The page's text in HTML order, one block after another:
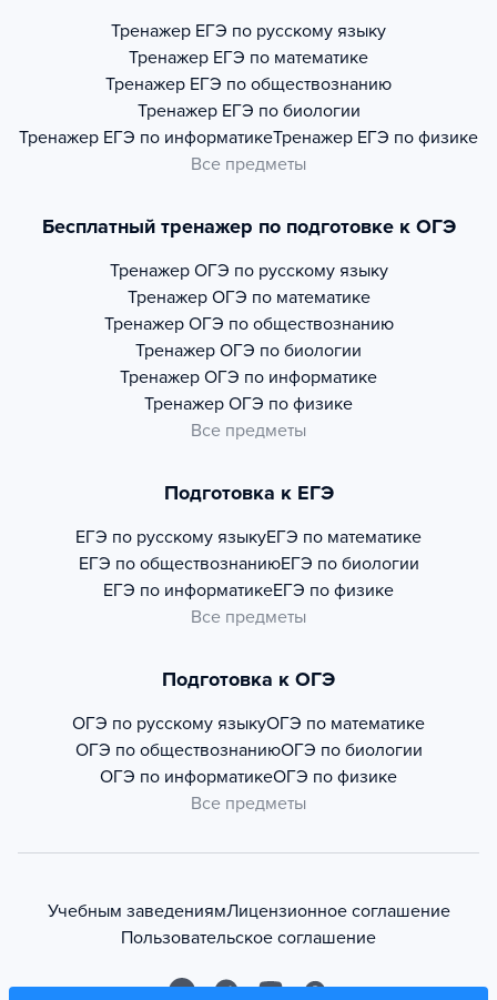
Тренажер ЕГЭ по русскому языку
Тренажер ЕГЭ по математике
Тренажер ЕГЭ по обществознанию
Тренажер ЕГЭ по биологии
Тренажер ЕГЭ по информатикеТренажер ЕГЭ по физике
Все предметы
Бесплатный тренажер по подготовке к ОГЭ
Тренажер ОГЭ по русскому языку
Тренажер ОГЭ по математике
Тренажер ОГЭ по обществознанию
Тренажер ОГЭ по биологии
Тренажер ОГЭ по информатике
Тренажер ОГЭ по физике
Все предметы
Подготовка к ЕГЭ
ЕГЭ по русскому языкуЕГЭ по математике
ЕГЭ по обществознаниюЕГЭ по биологии
ЕГЭ по информатикеЕГЭ по физике
Все предметы
Подготовка к ОГЭ
ОГЭ по русскому языкуОГЭ по математике
ОГЭ по обществознаниюОГЭ по биологии
ОГЭ по информатикеОГЭ по физике
Все предметы
Учебным заведениямЛицензионное соглашение
Пользовательское соглашение